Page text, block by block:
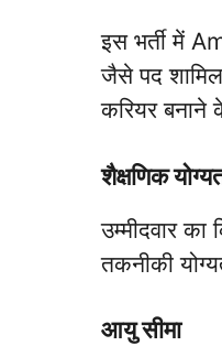
इस भर्ती में
जैसे पद
करियर बनाने
शैक्षणिक
उम्मीदवार का
तकनीकी
आयु सीमा